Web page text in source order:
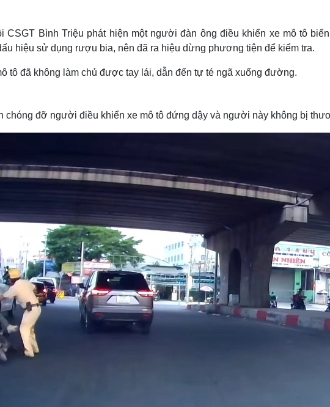
yêu - Gia đình
Văn học
Âm nhạc
Thời trang
Sao Việt
T
i
CSGT Bình Triệu phát hiện một người đàn ông điều khiển xe mô tô
hiệu sử dụng rượu bia, nên đã ra hiệu dừng phương tiện để kiểm tra.
tô đã không làm chủ được tay lái, dẫn đến tự té ngã xuống đường.
chóng đỡ người điều khiển xe mô tô đứng dậy và người này không bị